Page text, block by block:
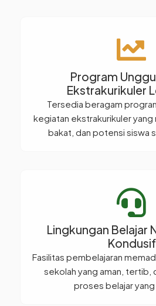
Program
Ekstrakurikuler
Tersedia beragam
kegiatan ekstrakurikuler yang
bakat, dan potensi siswa
Lingkungan Belajar
Kondusif
Fasilitas pembelajaran
sekolah yang aman, tertib,
proses belajar